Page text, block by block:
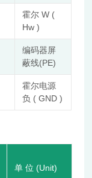
霍尔 W (
Hw )
编码器屏
蔽线(PE)
霍尔电源
负 ( GND )
单 位 (Unit)